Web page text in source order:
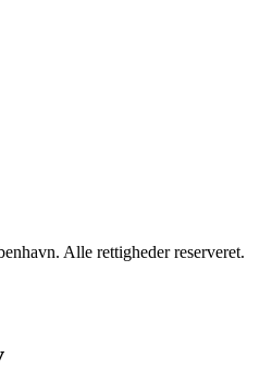
Alle rettigheder reserveret.